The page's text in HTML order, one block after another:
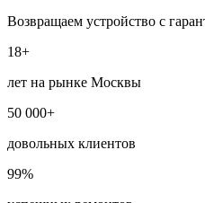
Возвращаем устройство с
18+
лет на рынке Москвы
50 000+
довольных клиентов
99%